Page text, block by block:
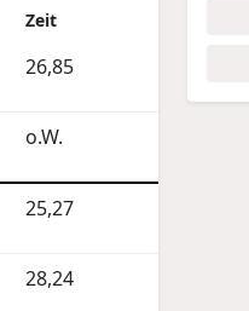
Zeit
26,85
o.W.
25,27
28,24